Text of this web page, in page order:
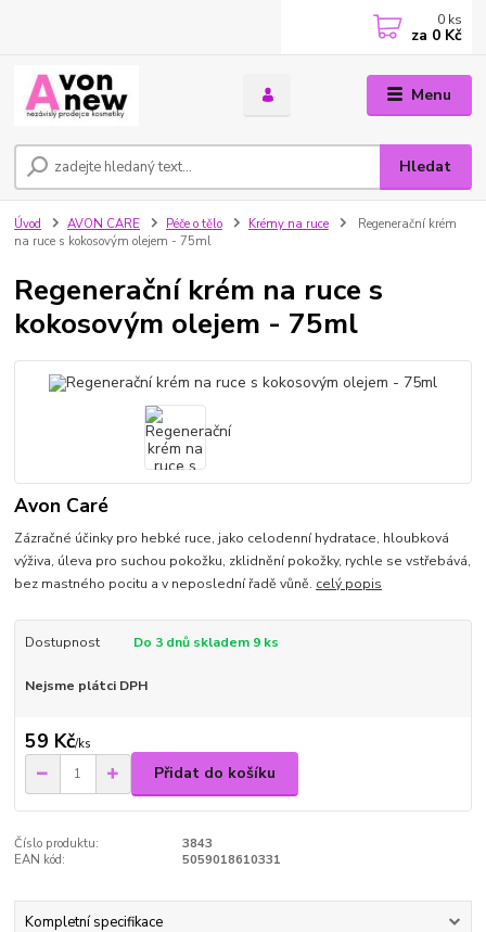
Menu
Hledat
0 ks
za 0 Kč
Úvod AVON CARE Péče o tělo Krémy na ruce
Regenerační krém
na ruce s kokosovým olejem - 75ml
Regenerační krém na ruce s
kokosovým olejem - 75ml
Avon Caré
Zázračné účinky pro hebké ruce, jako celodenní hydratace, hloubková
výživa, úleva pro suchou pokožku, zklidnění pokožky, rychle se vstřebává,
bez mastného pocitu a v neposlední řadě vůně. celý popis
Dostupnost Do 3 dnů skladem 9 ks
Nejsme plátci DPH
59 Kč/ks
Přidat do košíku
Číslo produktu:
3843
EAN kód:
5059018610331
Kompletní specifikace